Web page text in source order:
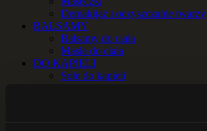
Demakijaż i oczyszczanie twarzy
BALSAMY
Balsamy do ciała
Masła do ciała
DO KĄPIELI
Sole do kąpieli